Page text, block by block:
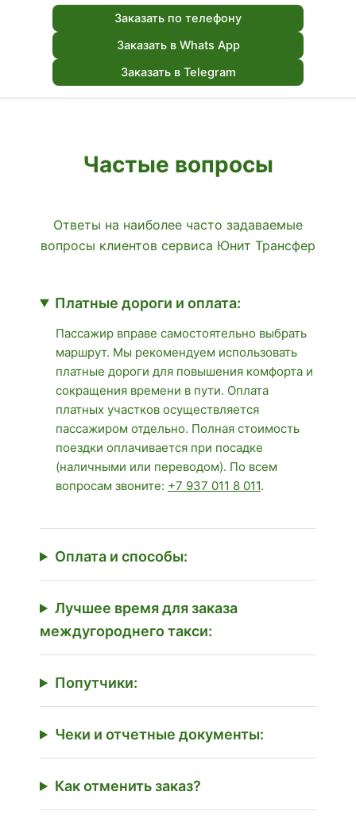
Заказать по телефону
Заказать в Whats App
Заказать в Telegram
Частые вопросы
Ответы на наиболее часто задаваемые
вопросы клиентов сервиса Юнит Трансфер
Платные дороги и оплата:
Пассажир вправе самостоятельно выбрать
маршрут. Мы рекомендуем использовать
платные дороги для повышения комфорта и
сокращения времени в пути. Оплата
платных участков осуществляется
пассажиром отдельно. Полная стоимость
поездки оплачивается при посадке
(наличными или переводом). По всем
вопросам звоните: +7 937 011 8 011.
Оплата и способы:
Лучшее время для заказа
междугороднего такси:
Попутчики:
Чеки и отчетные документы:
Как отменить заказ?